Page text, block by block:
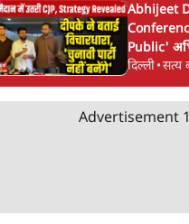
Abhijeet
Public'
CJP!
दिल्ली•सत्य
Advertisement